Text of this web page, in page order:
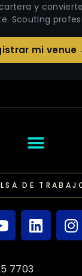
y
Scouting
mi venue
DE
7703